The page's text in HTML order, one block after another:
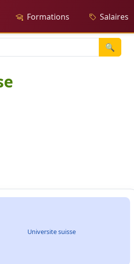
Formations Salaires
🔍
Universite suisse